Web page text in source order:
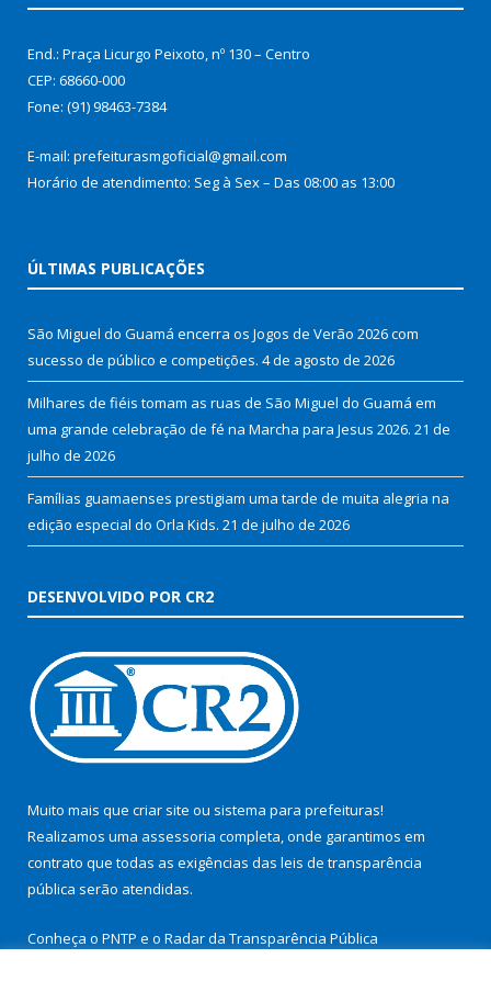
End.: Praça Licurgo Peixoto, nº 130 – Centro
CEP: 68660-000
Fone: (91) 98463-7384
E-mail: prefeiturasmgoficial@gmail.com
Horário de atendimento: Seg à Sex – Das 08:00 as 13:00
ÚLTIMAS PUBLICAÇÕES
São Miguel do Guamá encerra os Jogos de Verão 2026 com
sucesso de público e competições. 4 de agosto de 2026
Milhares de fiéis tomam as ruas de São Miguel do Guamá em
uma grande celebração de fé na Marcha para Jesus 2026. 21 de
julho de 2026
Famílias guamaenses prestigiam uma tarde de muita alegria na
edição especial do Orla Kids. 21 de julho de 2026
DESENVOLVIDO POR CR2
Muito mais que criar site ou sistema para prefeituras!
Realizamos uma assessoria completa, onde garantimos em
contrato que todas as exigências das leis de transparência
pública serão atendidas.
Conheça o PNTP e o Radar da Transparência Pública